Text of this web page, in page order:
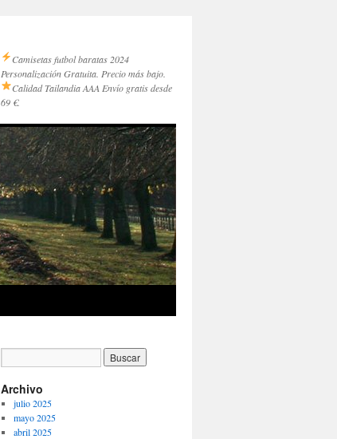
Camisetas futbol baratas 2024
Personalización Gratuita. Precio más bajo.
Calidad Tailandia AAA Envío gratis desde
69 €.
Archivo
julio 2025
mayo 2025
abril 2025